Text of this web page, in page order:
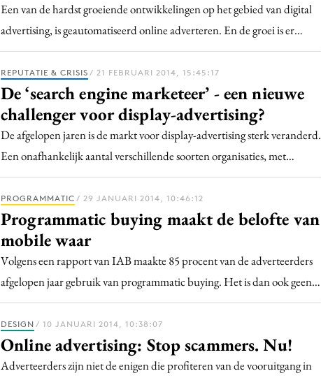
Een van de hardst groeiende ontwikkelingen op het gebied van digital
advertising, is geautomatiseerd online adverteren. En de groei is er…
REPUTATIE & CRISIS / 21 FEBRUARI 2014, 15:45:17
De ‘search engine marketeer’ - een nieuwe
challenger voor display-advertising?
De afgelopen jaren is de markt voor display-advertising sterk veranderd.
Een onafhankelijk aantal verschillende soorten organisaties, met…
PROGRAMMATIC / 29 JANUARI 2014, 10:46:12
Programmatic buying maakt de belofte van
mobile waar
Volgens een rapport van IAB maakte 85 procent van de adverteerders
afgelopen jaar gebruik van programmatic buying. Het is dan ook geen…
DESIGN / 10 JANUARI 2014, 10:38:07
Online advertising: Stop scammers. Nu!
Adverteerders zijn niet de enigen die profiteren van de vooruitgang in